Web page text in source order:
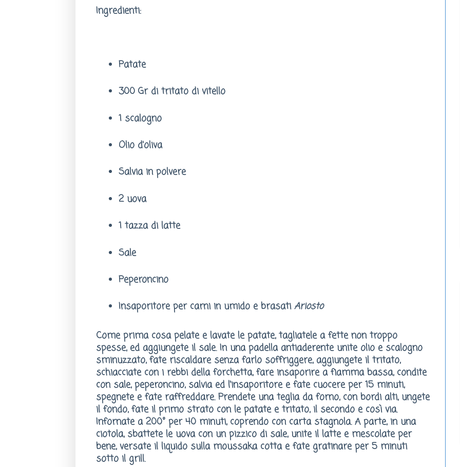
Ingredienti:
Patate
300 Gr di tritato di vitello
1 scalogno
Olio d'oliva
Salvia in polvere
2 uova
1 tazza di latte
Sale
Peperoncino
Insaporitore per carni in umido e brasatiAriosto
Come prima cosa pelate e lavate le patate, tagliatele a fette non troppo
spesse, ed aggiungete il sale. In una padella antiaderente unite olio e scalogno
sminuzzato, fate riscaldare senza farlo soffriggere, aggiungete il tritato,
schiacciate con i rebbi della forchetta, fare insaporire a fiamma bassa, condite
con sale, peperoncino, salvia ed l'insaporitore e fate cuocere per 15 minuti,
spegnete e fate raffreddare. Prendete una teglia da forno, con bordi alti, ungete
il fondo, fate il primo strato con le patate e tritato, il secondo e così via.
Infornate a 200° per 40 minuti, coprendo con carta stagnola. A parte, in una
ciotola, sbattete le uova con un pizzico di sale, unite il latte e mescolate per
bene, versate il liquido sulla moussaka cotta e fate gratinare per 5 minuti
sotto il grill.